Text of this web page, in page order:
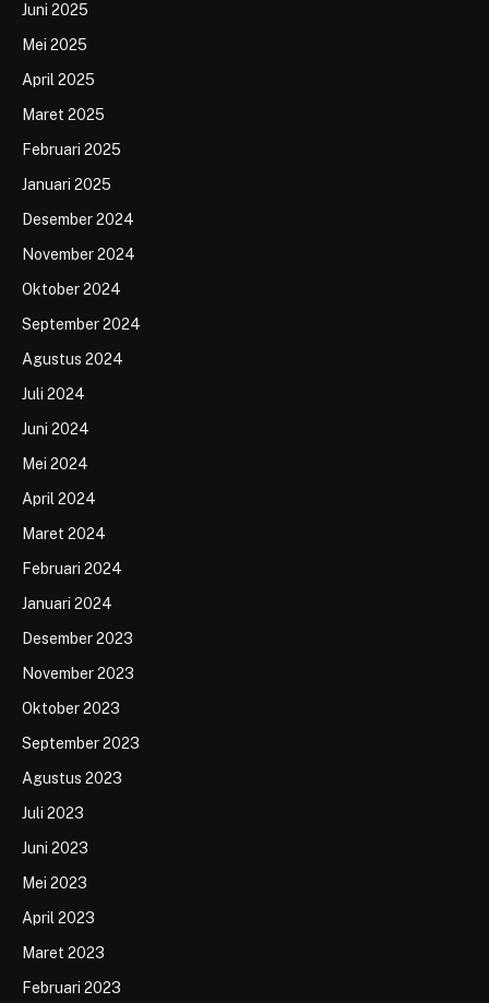
Juni 2025
Mei 2025
April 2025
Maret 2025
Februari 2025
Januari 2025
Desember 2024
November 2024
Oktober 2024
September 2024
Agustus 2024
Juli 2024
Juni 2024
Mei 2024
April 2024
Maret 2024
Februari 2024
Januari 2024
Desember 2023
November 2023
Oktober 2023
September 2023
Agustus 2023
Juli 2023
Juni 2023
Mei 2023
April 2023
Maret 2023
Februari 2023